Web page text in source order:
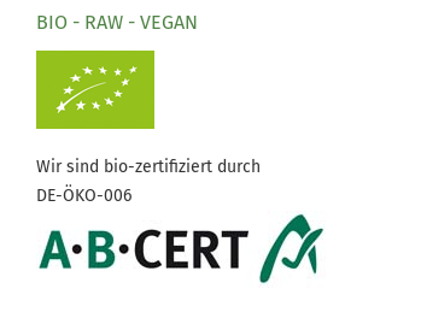
BIO - RAW - VEGAN
Wir sind bio-zertifiziert durch
DE-ÖKO-006